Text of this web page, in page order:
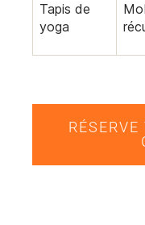
Tapis de
yoga